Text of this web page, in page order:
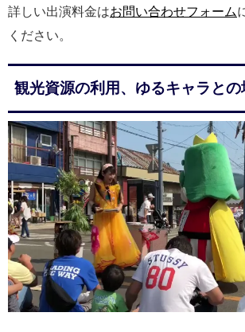
詳しい出演料金はお問い合わせフォーム
ください。
観光資源の利用、ゆるキャラと